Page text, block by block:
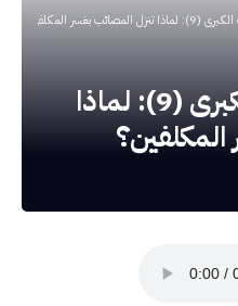
بغسر المكلفين؟
الأسئلة الوجودية الكبرى (9): لماذا